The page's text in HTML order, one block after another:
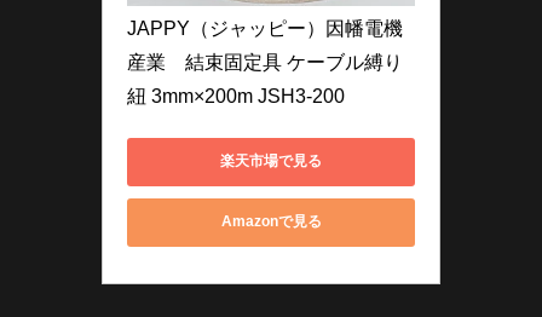
JAPPY（ジャッピー）因幡電機
産業　結束固定具 ケーブル縛り
紐 3mm×200m JSH3-200
楽天市場で見る
Amazonで見る